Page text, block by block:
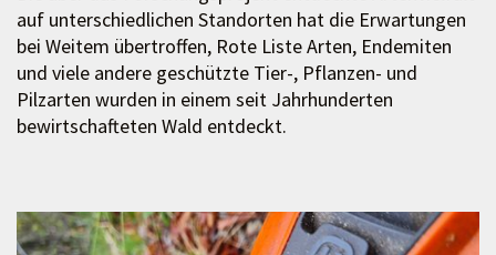
auf unterschiedlichen Standorten hat die Erwartungen
bei Weitem übertroffen, Rote Liste Arten, Endemiten
und viele andere geschützte Tier-, Pflanzen- und
Pilzarten wurden in einem seit Jahrhunderten
bewirtschafteten Wald entdeckt.